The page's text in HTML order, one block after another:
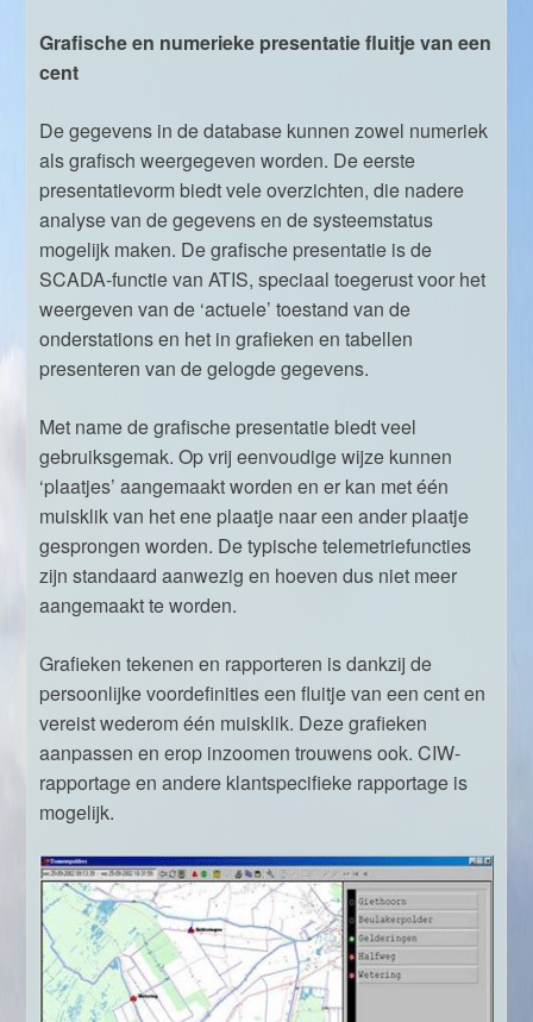
Grafische en numerieke presentatie fluitje van een
cent
De gegevens in de database kunnen zowel numeriek
als grafisch weergegeven worden. De eerste
presentatievorm biedt vele overzichten, die nadere
analyse van de gegevens en de systeemstatus
mogelijk maken. De grafische presentatie is de
SCADA-functie van ATIS, speciaal toegerust voor het
weergeven van de ‘actuele’ toestand van de
onderstations en het in grafieken en tabellen
presenteren van de gelogde gegevens.
Met name de grafische presentatie biedt veel
gebruiksgemak. Op vrij eenvoudige wijze kunnen
‘plaatjes’ aangemaakt worden en er kan met één
muisklik van het ene plaatje naar een ander plaatje
gesprongen worden. De typische telemetriefuncties
zijn standaard aanwezig en hoeven dus niet meer
aangemaakt te worden.
Grafieken tekenen en rapporteren is dankzij de
persoonlijke voordefinities een fluitje van een cent en
vereist wederom één muisklik. Deze grafieken
aanpassen en erop inzoomen trouwens ook. CIW-
rapportage en andere klantspecifieke rapportage is
mogelijk.